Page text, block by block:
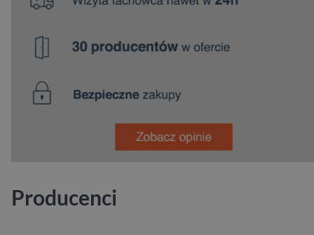
Producenci